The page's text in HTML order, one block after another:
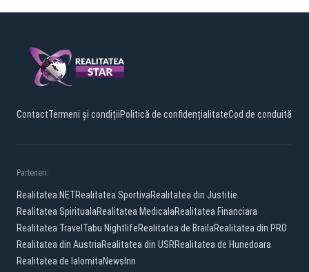
ContactTermeni și condițiiPolitică de confidențialitateCod de conduită
Parteneri:
Realitatea.NETRealitatea SportivaRealitatea din Justitie
Realitatea SpiritualaRealitatea MedicalaRealitatea Financiara
Realitatea Travel Tabu NightlifeRealitatea de BrailaRealitatea din PRO
Realitatea din AustriaRealitatea din USRRealitatea de Hunedoara
Realitatea de IalomitaNewsInn